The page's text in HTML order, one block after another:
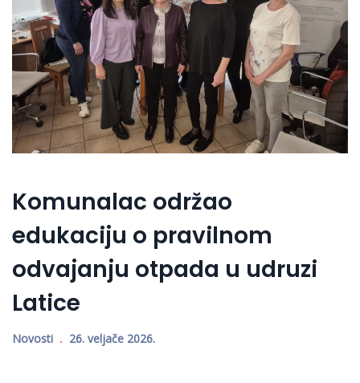
Komunalac održao
edukaciju o pravilnom
odvajanju otpada u udruzi
Latice
Novosti 26. veljače 2026.